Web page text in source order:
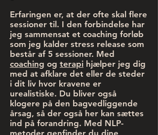
Erfaringen er, at der ofte skal flere
sessioner til. I den forbindelse har
jeg sammensat et coaching forløb
som jeg kalder stress release som
består af 5 sessioner. Med
coaching og terapi hjælper jeg dig
med at afklare det eller de steder
i dit liv hvor kravene er
urealistiske. Du bliver også
klogere på den bagvedliggende
årsag, så der også her kan sættes
ind på forandring. Med NLP-
metoder genfinder du dine